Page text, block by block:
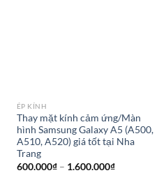
ÉP KÍNH
Thay mặt kính cảm ứng/Màn
hình Samsung Galaxy A5 (A500,
A510, A520) giá tốt tại Nha
Trang
600.000₫ – 1.600.000₫Khoảng